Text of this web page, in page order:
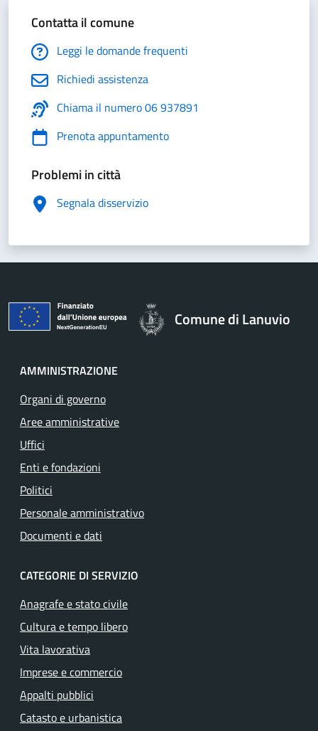
Contatta il comune
Leggi le domande frequenti
Richiedi assistenza
Chiama il numero 06 937891
Prenota appuntamento
Problemi in città
Segnala disservizio
Comune di Lanuvio
AMMINISTRAZIONE
Organi di governo
Aree amministrative
Uffici
Enti e fondazioni
Politici
Personale amministrativo
Documenti e dati
CATEGORIE DI SERVIZIO
Anagrafe e stato civile
Cultura e tempo libero
Vita lavorativa
Imprese e commercio
Appalti pubblici
Catasto e urbanistica